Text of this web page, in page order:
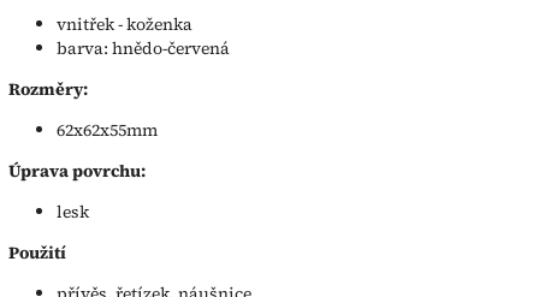
vnitřek - koženka
barva: hnědo-červená
Rozměry:
62x62x55mm
Úprava povrchu:
lesk
Použití